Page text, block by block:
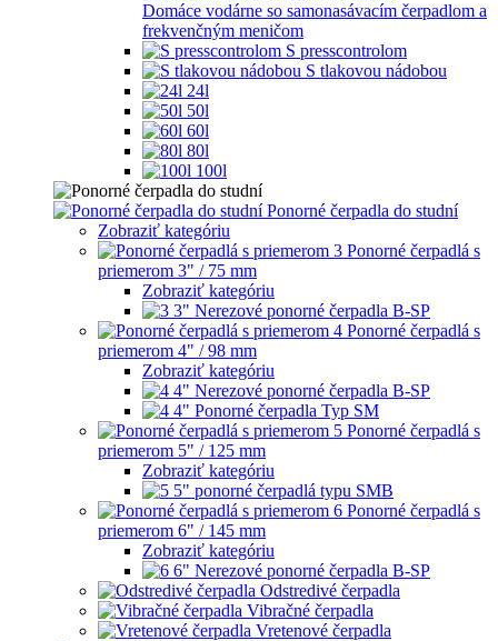
Domáce vodárne so samonasávacím čerpadlom a
frekvenčným meničom
S presscontrolom
S tlakovou nádobou
24l
50l
60l
80l
100l
Ponorné čerpadla do studní
Zobraziť kategóriu
Ponorné čerpadlá s
priemerom 3" / 75 mm
Zobraziť kategóriu
3" Nerezové ponorné čerpadla B-SP
Ponorné čerpadlá s
priemerom 4" / 98 mm
Zobraziť kategóriu
4" Nerezové ponorné čerpadla B-SP
4" Ponorné čerpadla Typ SM
Ponorné čerpadlá s
priemerom 5" / 125 mm
Zobraziť kategóriu
5" ponorné čerpadlá typu SMB
Ponorné čerpadlá s
priemerom 6" / 145 mm
Zobraziť kategóriu
6" Nerezové ponorné čerpadla B-SP
Odstredivé čerpadla
Vibračné čerpadla
Vretenové čerpadla